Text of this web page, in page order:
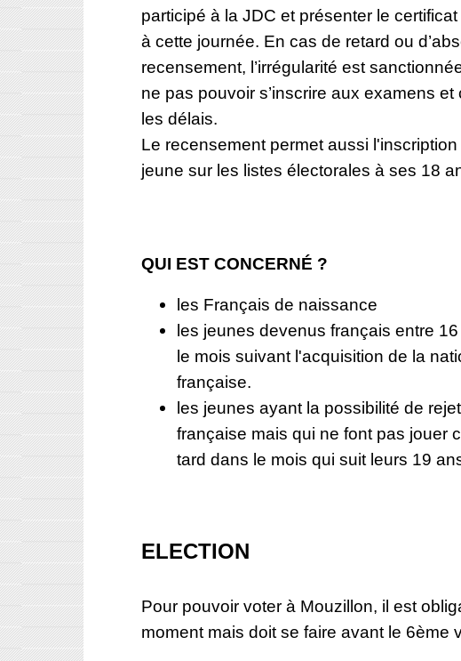
participé à la JDC et présenter le
à cette journée. En cas de retard ou
recensement, l’irrégularité est
ne pas pouvoir s’inscrire aux examens
les délais.
Le recensement permet aussi
jeune sur les listes électorales à ses 18
QUI EST CONCERNÉ ?
les Français de naissance
les jeunes devenus français entre
le mois suivant l'acquisition de la
française.
les jeunes ayant la possibilité de
française mais qui ne font pas jouer
tard dans le mois qui suit leurs 19
ELECTION
Pour pouvoir voter à Mouzillon, il est
moment mais doit se faire avant le 6ème